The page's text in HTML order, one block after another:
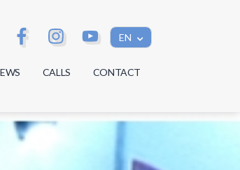
EN
CALLS CONTACT